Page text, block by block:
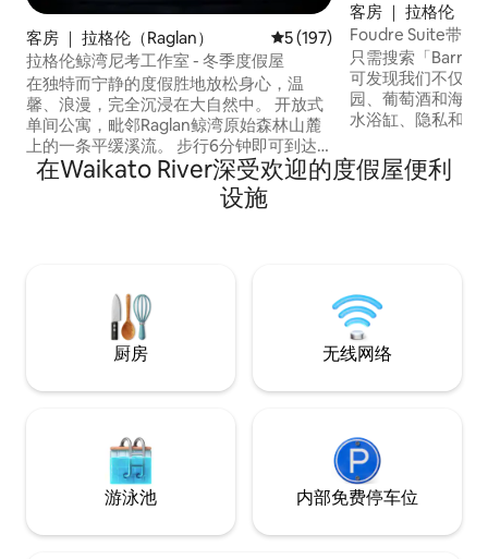
客房 ｜ 拉格伦（Raglan） 平均评分 5 分（满分 5 分），
5 (197)
拉格伦鲸湾尼考工作室 - 冬季度假屋
在独特而宁静的度假胜地放松身心，温
馨、浪漫，完全沉浸在大自然中。 开放式
单间公寓，毗邻Raglan鲸湾原始森林山麓
上的一条平缓溪流。 步行6分钟即可到达
鲸湾（Whale bay）、指示器
（Indicators）或外部指示器（Outside
Indicators）冲浪，开车几分钟即可到达马
层玻璃滑动门。热泵可在15分钟内为单间
客房 ｜ 拉格伦（
Foudre Suite带热
Wines Raglan
只需搜索「
可发现我们不仅仅
园、葡萄酒和海滨
水浴缸、隐私和
的假期，距离迷人
程。 俯瞰鲁阿普
在Waikato River深受欢迎的度假屋便利
设施
厨房 无线网络
游泳池 内部免费停车位